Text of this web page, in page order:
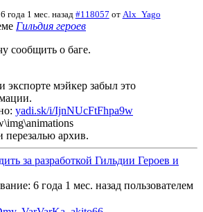
6 года 1 мес. назад #118057 от Alx_Yago
Гильдия героев
сообщить о баге.
мэйкер забыл это
yadi.sk/i/IjnNUcFtFhpa9w
архив.
за разработкой Гильдии Героев и
6 года 1 мес. назад пользователем